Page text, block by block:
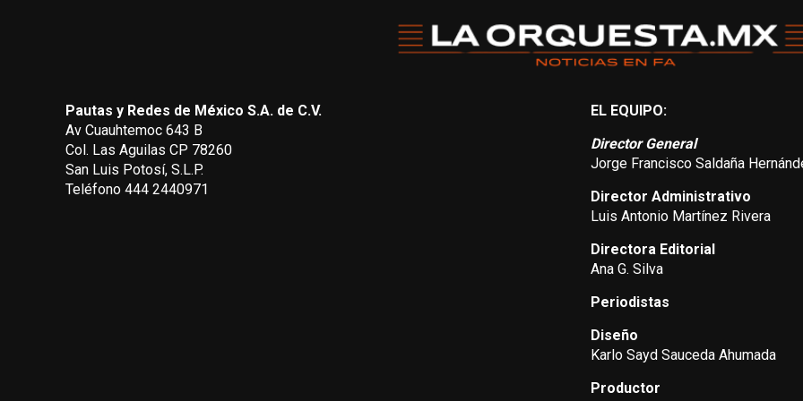
Pautas y Redes de México S.A. de C.V.
Av Cuauhtemoc 643 B
Col. Las Aguilas CP 78260
San Luis Potosí, S.L.P.
Teléfono 444 2440971
EL EQUIPO:
Director General
Jorge Francisco Saldaña
Director Administrativo
Luis Antonio Martínez Rivera
Directora Editorial
Ana G. Silva
Periodistas
Diseño
Karlo Sayd Sauceda Ahumada
Productor